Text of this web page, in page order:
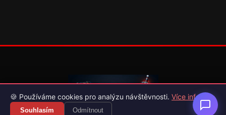
🍪 Používáme cookies pro analýzu návštěvnosti. Více info
Souhlasím Odmítnout